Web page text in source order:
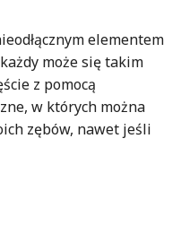
elementem
może się takim
z pomocą
w których można
zębów, nawet jeśli